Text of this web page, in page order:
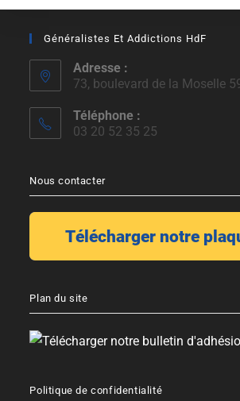
Généralistes Et Addictions HdF
Adresse :
73, boulevard de la Moselle
Téléphone :
03 20 52 35 25
Nous contacter
Plan du site
Politique de confidentialité